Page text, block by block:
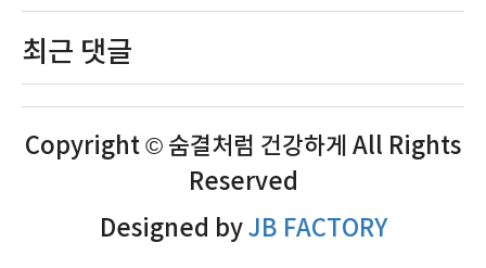
최근 댓글
Copyright © 숨결처럼 건강하게 All Rights
Reserved
Designed byJB FACTORY